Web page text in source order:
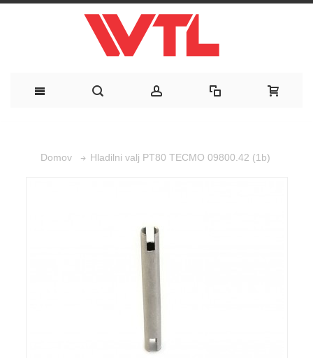
Domov Hladilni valj PT80 TECMO 09800.42 (1b)